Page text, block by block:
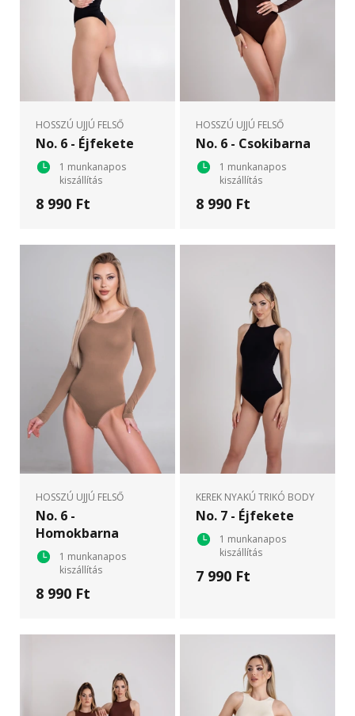
HOSSZÚ UJJÚ FELSŐ
No. 6 - Éjfekete
1 munkanapos
kiszállítás
8 990 Ft
HOSSZÚ UJJÚ FELSŐ
No. 6 - Csokibarna
1 munkanapos
kiszállítás
8 990 Ft
HOSSZÚ UJJÚ FELSŐ
No. 6 -
Homokbarna
1 munkanapos
kiszállítás
8 990 Ft
KEREK NYAKÚ TRIKÓ BODY
No. 7 - Éjfekete
1 munkanapos
kiszállítás
7 990 Ft